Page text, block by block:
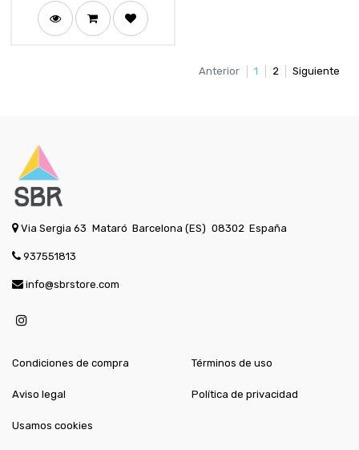
Anterior 1 2 Siguiente
Via Sergia 63 Mataró Barcelona (ES) 08302 España
937551813
info@sbrstore.com
Condiciones de compra
Aviso legal
Términos de uso
Política de privacidad
Usamos cookies